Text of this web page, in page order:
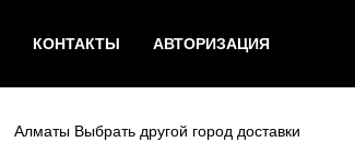
КОНТАКТЫ АВТОРИЗАЦИЯ
Алматы Выбрать другой город доставки